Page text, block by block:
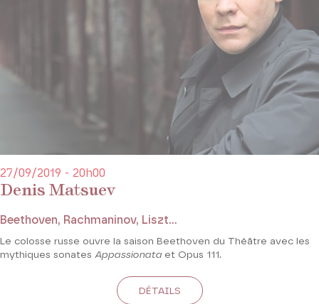
Denis Matsuev
27/09/2019 - 20h00
Beethoven, Rachmaninov, Liszt...
Le colosse russe ouvre la saison Beethoven du Théâtre avec les
mythiques sonates Appassionata et Opus 111.
DÉTAILS